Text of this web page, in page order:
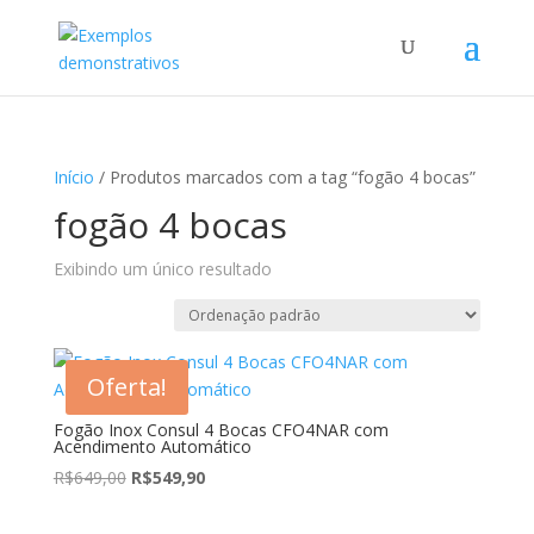
Início / Produtos marcados com a tag “fogão 4 bocas”
fogão 4 bocas
Exibindo um único resultado
Oferta!
Fogão Inox Consul 4 Bocas CFO4NAR com
Acendimento Automático
R$649,00 O
R$549,90O